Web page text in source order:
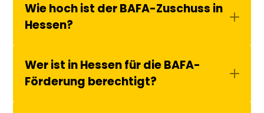
Wie hoch ist der BAFA-Zuschuss in
Hessen?
Wer ist in Hessen für die BAFA-
Förderung berechtigt?